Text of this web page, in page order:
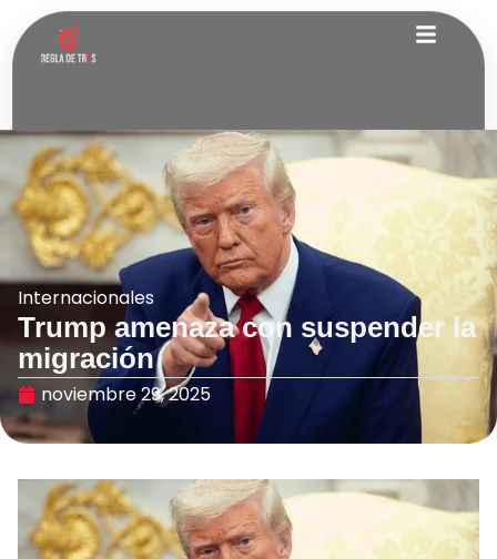
Internacionales
Trump amenaza con suspender la
migración
noviembre 29, 2025